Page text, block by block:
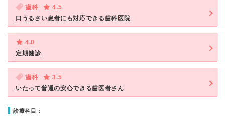
歯科
4.5
口うるさい患者にも対応できる歯科医院
4.0
定期健診
歯科
3.5
いたって普通の安心できる歯医者さん
診療科目：